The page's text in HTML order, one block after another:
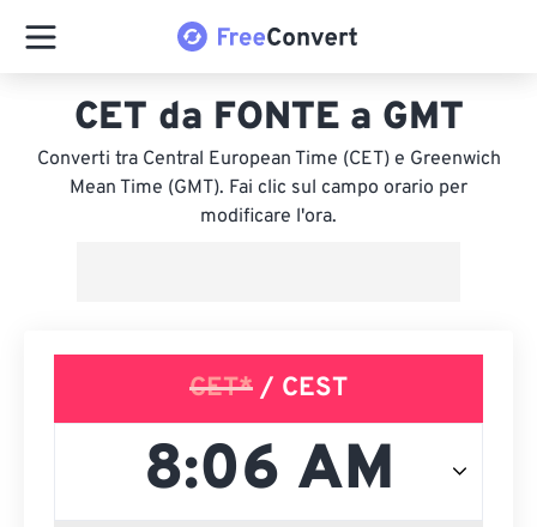
CET da FONTE a GMT
Converti tra Central European Time (CET) e Greenwich
Mean Time (GMT). Fai clic sul campo orario per
modificare l'ora.
CET* / CEST